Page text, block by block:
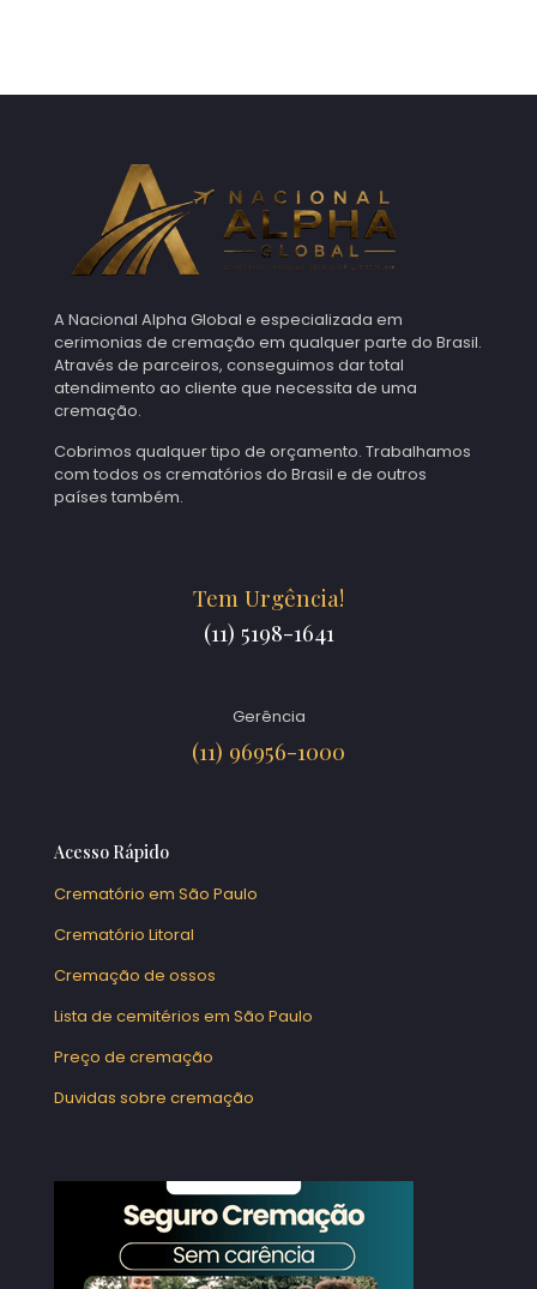
A Nacional Alpha Global e especializada em
cerimonias de cremação em qualquer parte do Brasil.
Através de parceiros, conseguimos dar total
atendimento ao cliente que necessita de uma
cremação.
Cobrimos qualquer tipo de orçamento. Trabalhamos
com todos os crematórios do Brasil e de outros
países também.
Tem Urgência!
(11) 5198-1641
Gerência
(11) 96956-1000
Acesso Rápido
Crematório em São Paulo
Crematório Litoral
Cremação de ossos
Lista de cemitérios em São Paulo
Preço de cremação
Duvidas sobre cremação